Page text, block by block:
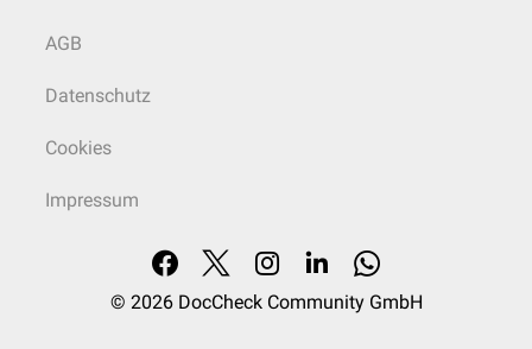
AGB
Datenschutz
Cookies
Impressum
© 2026 DocCheck Community GmbH